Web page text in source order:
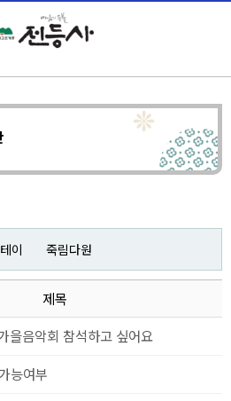
이 죽림다원
제목
을음악회 참석하고 싶어요
능여부